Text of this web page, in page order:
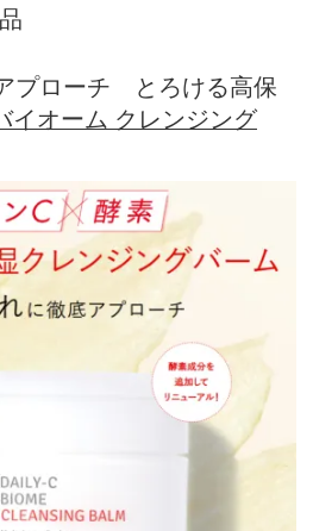
プローチ とろける高保
イオーム クレンジング